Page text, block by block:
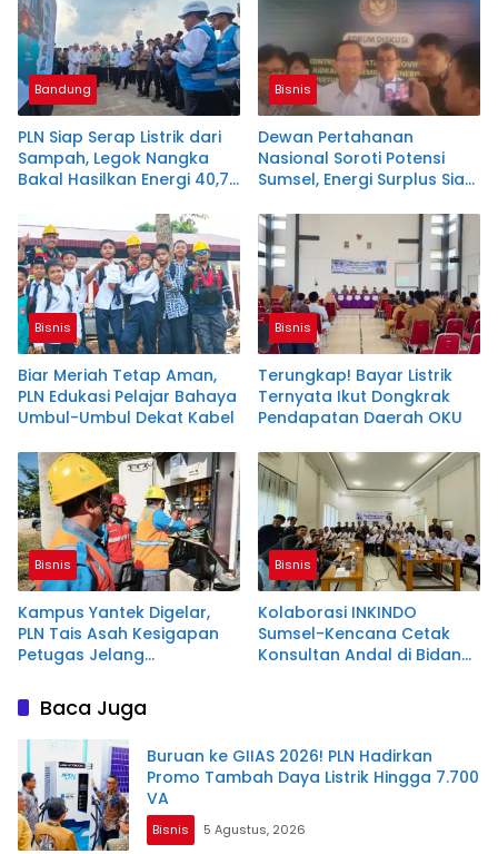
Bandung
PLN Siap Serap Listrik dari
Sampah, Legok Nangka
Bakal Hasilkan Energi 40,79
Bisnis
Dewan Pertahanan
Nasional Soroti Potensi
Sumsel, Energi Surplus Siap
Bisnis
Biar Meriah Tetap Aman,
PLN Edukasi Pelajar Bahaya
Umbul-Umbul Dekat Kabel
Bisnis
Terungkap! Bayar Listrik
Ternyata Ikut Dongkrak
Pendapatan Daerah OKU
Bisnis
Kampus Yantek Digelar,
PLN Tais Asah Kesigapan
Petugas Jelang
Bisnis
Kolaborasi INKINDO
Sumsel-Kencana Cetak
Konsultan Andal di Bidang
Baca Juga
Buruan ke GIIAS 2026! PLN Hadirkan
Promo Tambah Daya Listrik Hingga 7.700
VA
Bisnis 5 Agustus, 2026